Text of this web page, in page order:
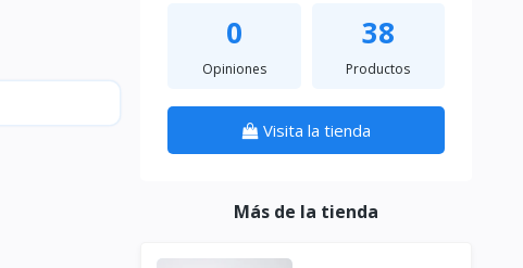
0
Opiniones
38
Productos
Visita la tienda
Más de la tienda